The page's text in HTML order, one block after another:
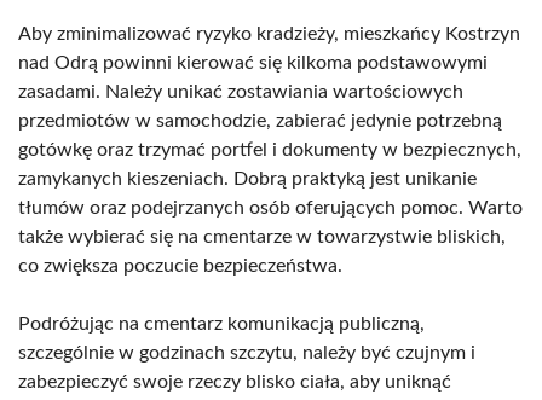
Aby zminimalizować ryzyko kradzieży, mieszkańcy Kostrzyn
nad Odrą powinni kierować się kilkoma podstawowymi
zasadami. Należy unikać zostawiania wartościowych
przedmiotów w samochodzie, zabierać jedynie potrzebną
gotówkę oraz trzymać portfel i dokumenty w bezpiecznych,
zamykanych kieszeniach. Dobrą praktyką jest unikanie
tłumów oraz podejrzanych osób oferujących pomoc. Warto
także wybierać się na cmentarze w towarzystwie bliskich,
co zwiększa poczucie bezpieczeństwa.
Podróżując na cmentarz komunikacją publiczną,
szczególnie w godzinach szczytu, należy być czujnym i
zabezpieczyć swoje rzeczy blisko ciała, aby uniknąć